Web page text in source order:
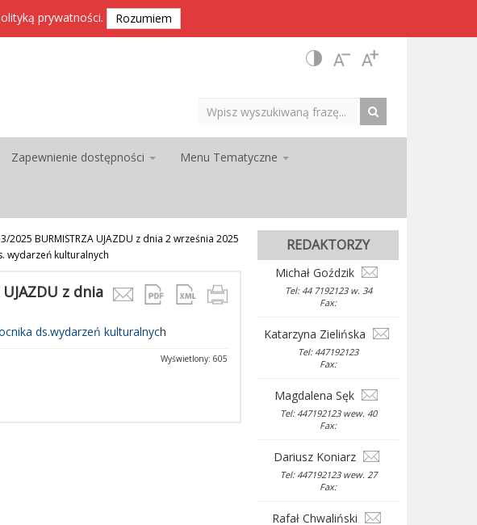
prywatności. Rozumiem
Zapewnienie dostępności Menu Tematyczne
2025 BURMISTRZA UJAZDU z dnia 2 września 2025
wydarzeń kulturalnych
z dnia
ds.wydarzeń kulturalnych
Wyświetlony: 605
REDAKTORZY
Michał Goździk
Tel: 44 7192123 w. 34
Fax:
Katarzyna Zielińska
Tel: 447192123
Fax:
Magdalena Sęk
Tel: 447192123 wew. 40
Fax:
Dariusz Koniarz
Tel: 447192123 wew. 27
Fax:
Rafał Chwaliński